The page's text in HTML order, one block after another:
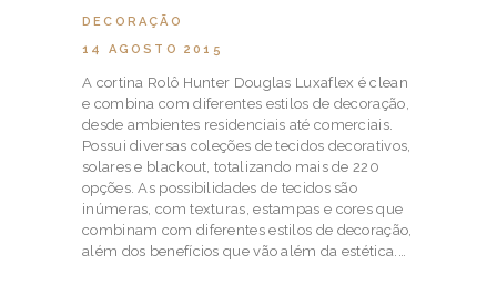
DECORAÇÃO
14 AGOSTO 2015
A cortina Rolô Hunter Douglas Luxaflex é clean
e combina com diferentes estilos de decoração,
desde ambientes residenciais até comerciais.
Possui diversas coleções de tecidos decorativos,
solares e blackout, totalizando mais de 220
opções. As possibilidades de tecidos são
inúmeras, com texturas, estampas e cores que
combinam com diferentes estilos de decoração,
além dos benefícios que vão além da estética.…